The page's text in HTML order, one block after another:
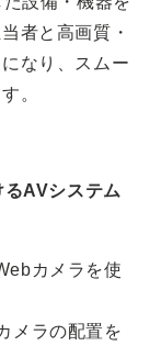
者と高画質・
なり、スムー
。
AVシステム
カメラを使
メラの配置を